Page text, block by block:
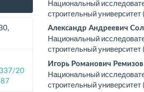
20
содержимое
статьи
Национальный
строительный
Александр Андреевич
Национальный
строительный
Игорь Романович Ремизов
Национальный
строительный